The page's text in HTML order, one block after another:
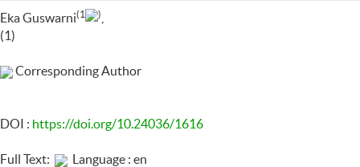
Eka Guswarni(1 )
(1)
Corresponding Author
DOI : https://doi.org/10.24036/1616
Full Text: Language : en